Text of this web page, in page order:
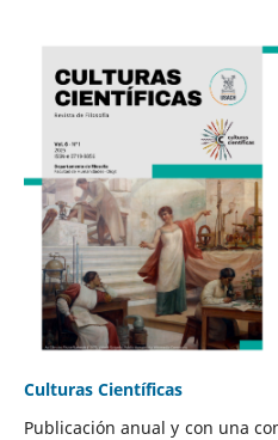
Culturas Científicas
Publicación anual y con una